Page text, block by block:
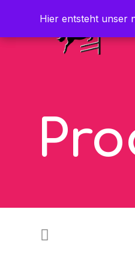
Hier entsteht unser
Hier entsteht unser